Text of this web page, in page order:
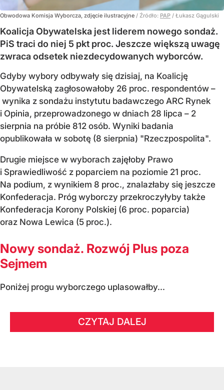
Obwodowa Komisja Wyborcza, zdjęcie ilustracyjne / Źródło: PAP / Łukasz Gągulski
Koalicja Obywatelska jest liderem nowego sondaż.
PiS traci do niej 5 pkt proc. Jeszcze większą uwagę
zwraca odsetek niezdecydowanych wyborców.
Gdyby wybory odbywały się dzisiaj, na Koalicję
Obywatelską zagłosowałoby 26 proc. respondentów –
wynika z sondażu instytutu badawczego ARC Rynek
i Opinia, przeprowadzonego w dniach 28 lipca – 2
sierpnia na próbie 812 osób. Wyniki badania
opublikowała w sobotę (8 sierpnia) "Rzeczpospolita".
Drugie miejsce w wyborach zajęłoby Prawo
i Sprawiedliwość z poparciem na poziomie 21 proc.
Na podium, z wynikiem 8 proc., znalazłaby się jeszcze
Konfederacja. Próg wyborczy przekroczyłyby także
Konfederacja Korony Polskiej (6 proc. poparcia)
oraz Nowa Lewica (5 proc.).
Nowy sondaż. Rozwój Plus poza
Sejmem
Poniżej progu wyborczego uplasowałby...
CZYTAJ DALEJ